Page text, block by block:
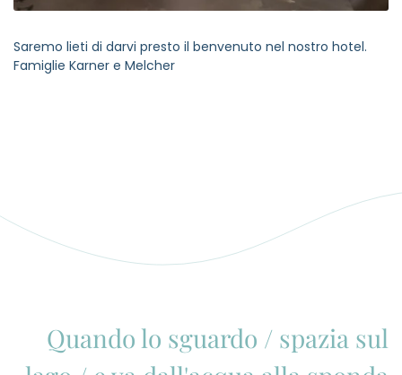
Saremo lieti di darvi presto il benvenuto nel nostro hotel.
Famiglie Karner e Melcher
Quando lo sguardo / spazia sul